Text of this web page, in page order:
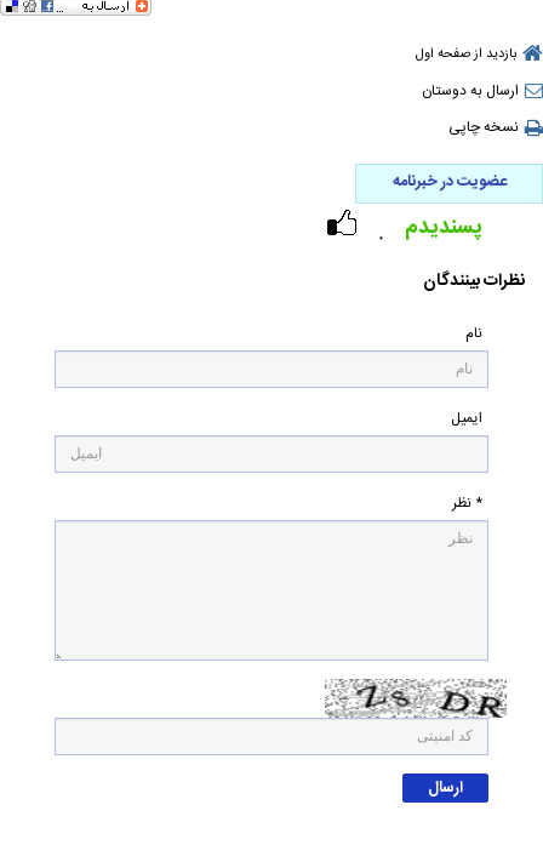
بازدید از صفحه اول
ارسال به دوستان
نسخه چاپی
عضویت در خبرنامه
۰ پسندیدم
نظرات بینندگان
نام
ایمیل
* نظر